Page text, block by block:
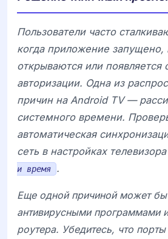
Пользователи часто
когда приложение запущено,
открываются или появляется
авторизации. Одна из
причин на Android TV—
системного времени.
автоматическая
сеть в настройках телевизора
и время
.
Еще одной причиной может
антивирусными программами
роутера. Убедитесь, что